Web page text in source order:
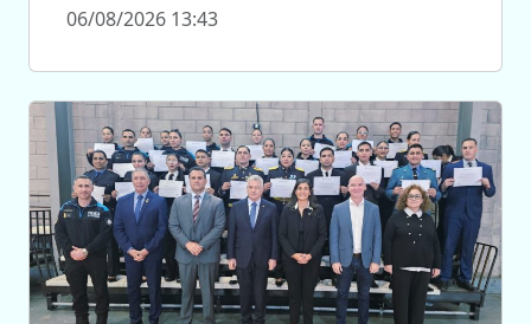
06/08/2026 13:43